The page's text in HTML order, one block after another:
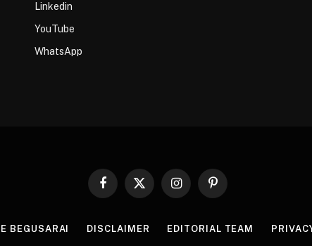
Linkedin
YouTube
WhatsApp
Facebook
X
InstagramPinterest
BEGUSARAI DISCLAIMER EDITORIAL TEAM